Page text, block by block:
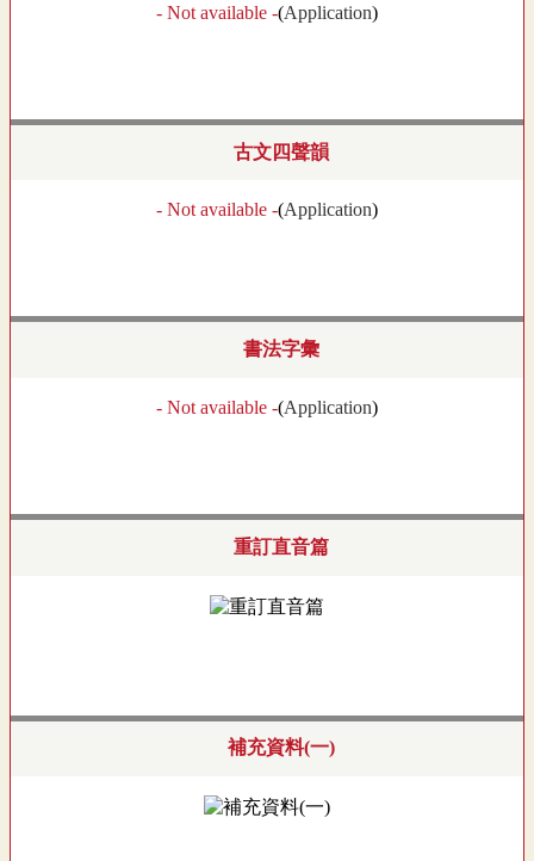
- Not available -(Application)
古文四聲韻
- Not available -(Application)
書法字彙
- Not available -(Application)
重訂直音篇
補充資料(一)